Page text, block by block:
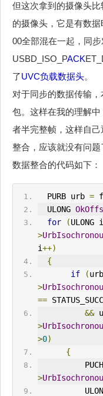
但这次拿到的摄像头
的摄像头，它是有数
00全部混在一起，同
USBD_ISO_PACK
了UVC负载数据头。
对于同步的数据传输
包。这样在我的理解
者半完整帧，这样自
整合，应该就没有问题
数据整合的代码如下：
  PURB urb
=
  ULONG
for
(ULONG i
>
i++)
{
if
(urb
>
==
&&
>
>0)
{
>